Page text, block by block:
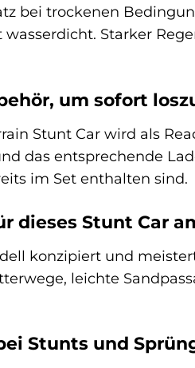
bei trockenen
Starker
um sofort
Stunt Car wird als
das entsprechende
im Set enthalten sind.
dieses Stunt Car
konzipiert und
leichte
Stunts und